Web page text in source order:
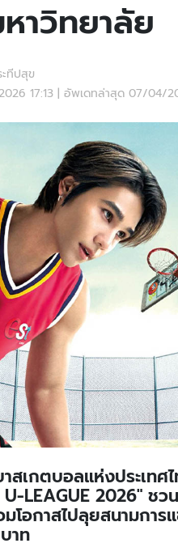
าวิทยาลัย
ทีปสุข
17:13 | อัพเดทล่าสุด 07/04/
สเกตบอลแห่งประเท
LEAGUE 2026" ช
โอกาสไปลุยสนามการ
าท